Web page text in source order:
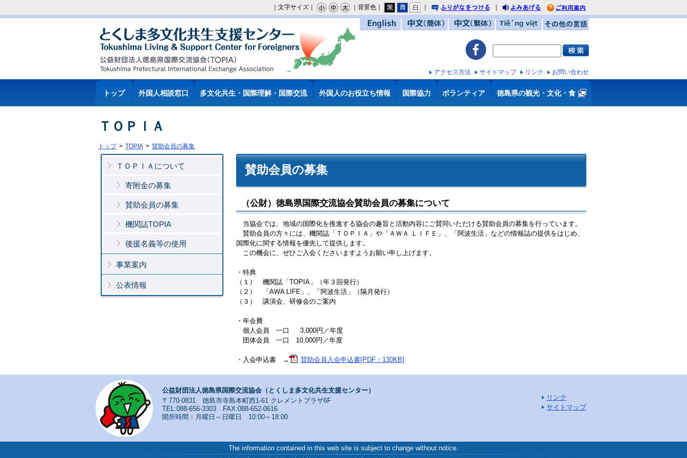
｜文字サイズ｜ ｜背景色｜
りがなをつける
みあげる
利用案内
アクセス方法 サイトマップ リンク お問い合わせ
トップ 外国人相談窓口 多文化共生・国際理解・国際交流 外国人のお役立ち情報 国際協力 ボランティア 徳島県の観光・文化・食
ＴＯＰＩＡ
トップ TOPIA 賛助会員の募集
賛助会員の募集
（公財）徳島県国際交流協会賛助会員の募集について
当協会では、地域の国際化を推進する協会の趣旨と活動内容にご賛同いただける賛助会員の募集を行っています。
賛助会員の方々には、機関誌「ＴＯＰＩＡ」や「ＡＷＡ ＬＩＦＥ」、「阿波生活」などの情報誌の提供をはじめ、
国際化に関する情報を優先して提供します。
この機会に、ぜひご入会くださいますようお願い申し上げます。
・特典
（１） 機関誌「TOPIA」（年３回発行）
（２） 「AWA LIFE」、「阿波生活」（隔月発行）
（３） 講演会、研修会のご案内
・年会費
個人会員 一口 3,000円／年度
団体会員 一口 10,000円／年度
・入会申込書 → 賛助会員入会申込書[PDF：130KB]
ＴＯＰＩＡについて
寄附金の募集
賛助会員の募集
機関誌TOPIA
後援名義等の使用
事業案内
公表情報
公益財団法人徳島県国際交流協会（とくしま多文化共生支援センター）
〒770-0831 徳島市寺島本町西1-61 クレメントプラザ6F
TEL:088-656-3303 FAX:088-652-0616
開所時間：月曜日～日曜日 10:00～18:00
リンク
サイトマップ
The information contained in this web site is subject to change without notice.